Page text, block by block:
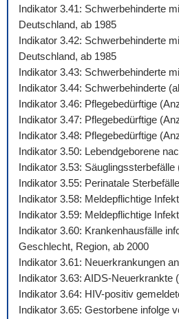
Indikator 3.41: Schwerbehinderte
Deutschland, ab 1985
Indikator 3.42: Schwerbehinderte
Deutschland, ab 1985
Indikator 3.43: Schwerbehinderte
Indikator 3.44: Schwerbehinderte
Indikator 3.46: Pflegebedürftige
Indikator 3.47: Pflegebedürftige
Indikator 3.48: Pflegebedürftige
Indikator 3.50: Lebendgeborene
Indikator 3.53:
Indikator 3.55: Perinatale
Indikator 3.58: Meldepflichtige
Indikator 3.59: Meldepflichtige
Indikator 3.60: Krankenhausfälle
Geschlecht, Region, ab 2000
Indikator 3.61: Neuerkrankungen
Indikator 3.63: AIDS-Neuerkrankte
Indikator 3.64: HIV-positiv
Indikator 3.65: Gestorbene infolge